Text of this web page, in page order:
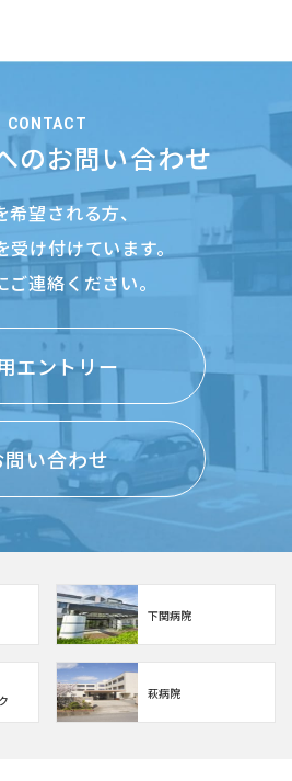
CONTACT
のお問い合わせ
希望される方、
受け付けています。
ご連絡ください。
エントリー
問い合わせ
下関病院
萩病院